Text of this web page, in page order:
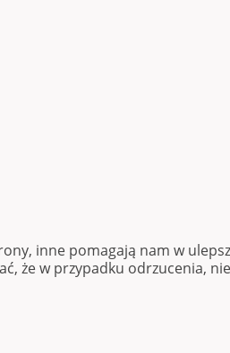
inne pomagają nam w
że w przypadku odrzucenia,